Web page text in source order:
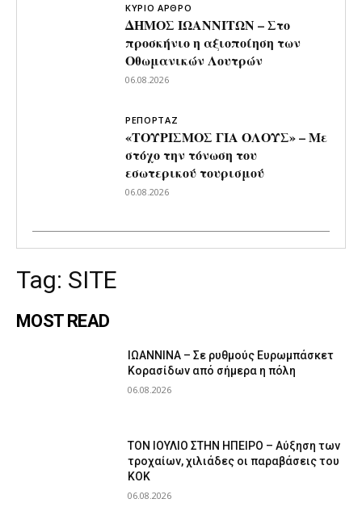
ΚΥΡΙΟ ΑΡΘΡΟ
ΔΗΜΟΣ ΙΩΑΝΝΙΤΩΝ – Στο
προσκήνιο η αξιοποίηση των
Οθωμανικών Λουτρών
06.08.2026
ΡΕΠΟΡΤΑΖ
«ΤΟΥΡΙΣΜΟΣ ΓΙΑ ΟΛΟΥΣ» – Με
στόχο την τόνωση του
εσωτερικού τουρισμού
06.08.2026
Tag: SITE
MOST READ
ΙΩΑΝΝΙΝΑ – Σε ρυθμούς Ευρωμπάσκετ
Κορασίδων από σήμερα η πόλη
06.08.2026
ΤΟΝ ΙΟΥΛΙΟ ΣΤΗΝ ΗΠΕΙΡΟ – Αύξηση των
τροχαίων, χιλιάδες οι παραβάσεις του
ΚΟΚ
06.08.2026